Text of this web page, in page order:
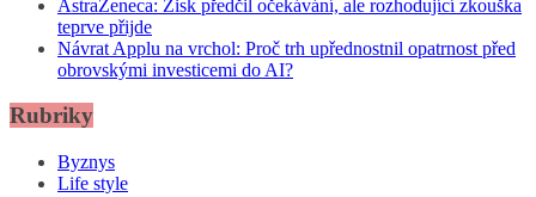
AstraZeneca: Zisk předčil očekávání, ale rozhodující zkouška
teprve přijde
Návrat Applu na vrchol: Proč trh upřednostnil opatrnost před
obrovskými investicemi do AI?
Rubriky
Byznys
Life style